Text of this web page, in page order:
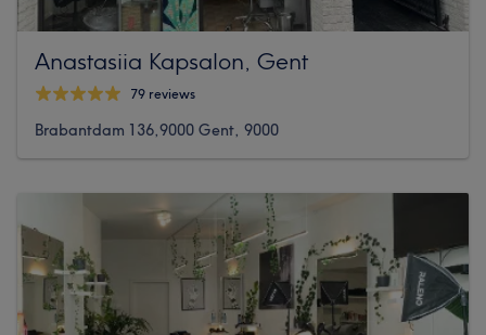
Anastasiia Kapsalon, Gent
79 reviews
Brabantdam 136,9000 Gent, 9000